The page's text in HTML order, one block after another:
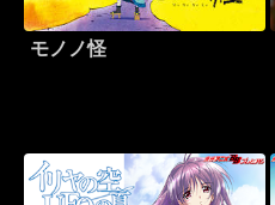
モノノ怪